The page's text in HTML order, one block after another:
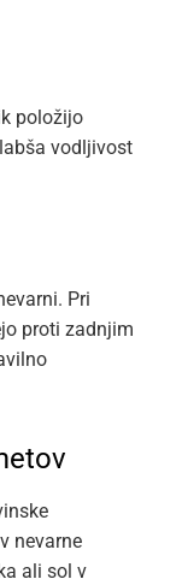
položijo
vodljivost
Pri
proti zadnjim
nevarne
ali sol v